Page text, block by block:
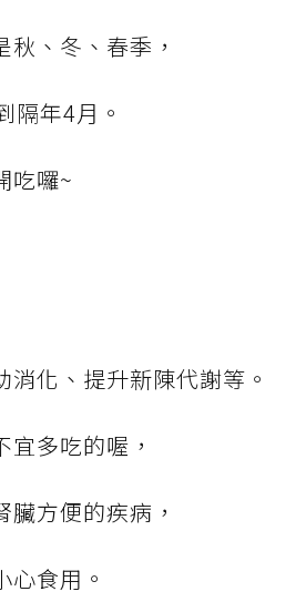
、冬、春季，
隔年4月。
吃囉~
消化、提升新陳代謝等。
多吃的喔，
方便的疾病，
心食用。